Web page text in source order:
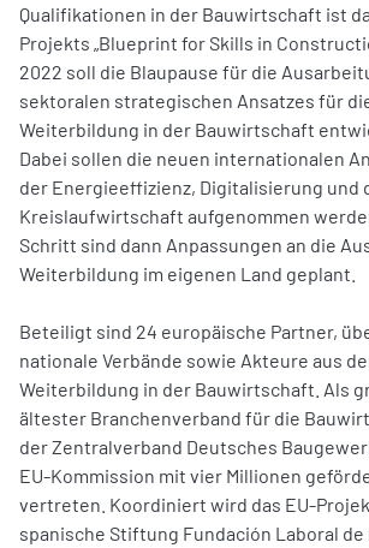
Qualifikationen in der Bauwirtschaft ist
Projekts „Blueprint for Skills in
2022 soll die Blaupause für die
sektoralen strategischen Ansatzes für
Weiterbildung in der Bauwirtschaft
Dabei sollen die neuen internationalen
der Energieeffizienz, Digitalisierung und
Kreislaufwirtschaft aufgenommen
Schritt sind dann Anpassungen an die
Weiterbildung im eigenen Land geplant.
Beteiligt sind 24 europäische Partner,
nationale Verbände sowie Akteure aus
Weiterbildung in der Bauwirtschaft. Als
ältester Branchenverband für die
der Zentralverband Deutsches
EU-Kommission mit vier Millionen
vertreten. Koordiniert wird das EU-
spanische Stiftung Fundación Laboral